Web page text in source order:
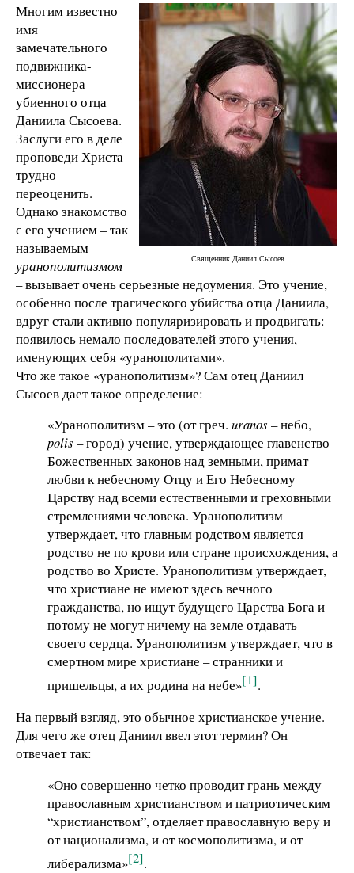
Священник Даниил Сысоев
Многим известно
имя
замечательного
подвижника-
миссионера
убиенного отца
Даниила Сысоева.
Заслуги его в деле
проповеди Христа
трудно
переоценить.
Однако знакомство
с его учением – так
называемым
уранополитизмом
– вызывает очень серьезные недоумения. Это учение,
особенно после трагического убийства отца Даниила,
вдруг стали активно популяризировать и продвигать:
появилось немало последователей этого учения,
именующих себя «уранополитами».
Что же такое «уранополитизм»? Сам отец Даниил
Сысоев дает такое определение:
«Уранополитизм – это (от греч. uranos – небо,
polis – город) учение, утверждающее главенство
Божественных законов над земными, примат
любви к небесному Отцу и Его Небесному
Царству над всеми естественными и греховными
стремлениями человека. Уранополитизм
утверждает, что главным родством является
родство не по крови или стране происхождения, а
родство во Христе. Уранополитизм утверждает,
что христиане не имеют здесь вечного
гражданства, но ищут будущего Царства Бога и
потому не могут ничему на земле отдавать
своего сердца. Уранополитизм утверждает, что в
смертном мире христиане – странники и
пришельцы, а их родина на небе»[1].
На первый взгляд, это обычное христианское учение.
Для чего же отец Даниил ввел этот термин? Он
отвечает так:
«Оно совершенно четко проводит грань между
православным христианством и патриотическим
“христианством”, отделяет православную веру и
от национализма, и от космополитизма, и от
либерализма»[2].